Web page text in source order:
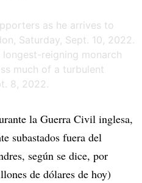
la Guerra Civil inglesa,
subastados fuera del
según se dice, por
de dólares de hoy)